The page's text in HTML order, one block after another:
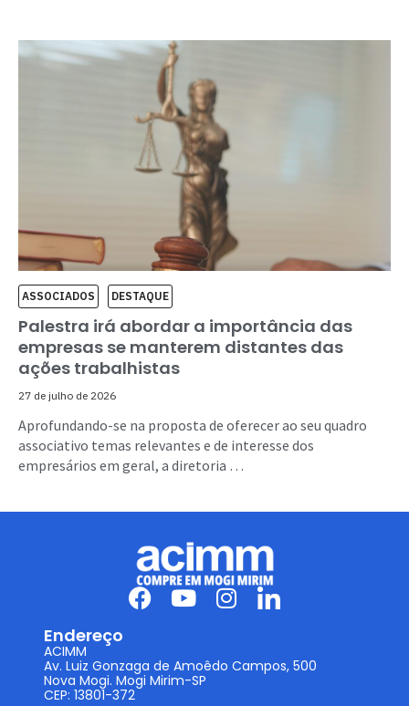
ASSOCIADOS DESTAQUE
Palestra irá abordar a importância das
empresas se manterem distantes das
ações trabalhistas
27 de julho de 2026
Aprofundando-se na proposta de oferecer ao seu quadro
associativo temas relevantes e de interesse dos
empresários em geral, a diretoria …
Endereço
ACIMM
Av. Luiz Gonzaga de Amoêdo Campos, 500
Nova Mogi. Mogi Mirim-SP
CEP: 13801-372